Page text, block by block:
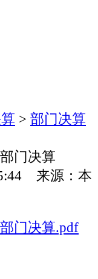
> 部门决算
门决算
来源：本
门决算.pdf